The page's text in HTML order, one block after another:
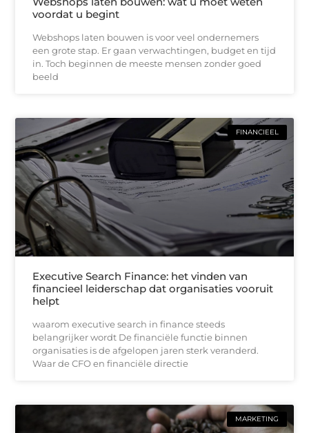
voordat u begint
Webshops laten bouwen is voor veel ondernemers
een grote stap. Er gaan verwachtingen, budget en tijd
in. Toch beginnen de meeste mensen zonder goed
beeld
FINANCIEEL
Executive Search Finance: het vinden van
financieel leiderschap dat organisaties vooruit
helpt
waarom executive search in finance steeds
belangrijker wordt De financiële functie binnen
organisaties is de afgelopen jaren sterk veranderd.
Waar de CFO en financiële directie
MARKETING